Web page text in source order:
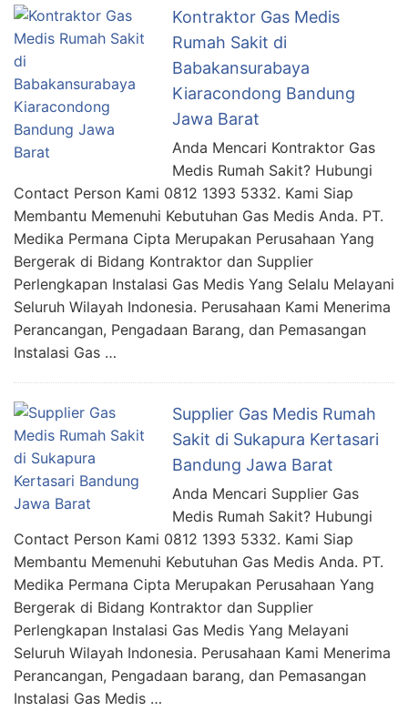
Kontraktor Gas Medis
Rumah Sakit di
Babakansurabaya
Kiaracondong Bandung
Jawa Barat
Anda Mencari Kontraktor Gas
Medis Rumah Sakit? Hubungi
Contact Person Kami 0812 1393 5332. Kami Siap
Membantu Memenuhi Kebutuhan Gas Medis Anda. PT.
Medika Permana Cipta Merupakan Perusahaan Yang
Bergerak di Bidang Kontraktor dan Supplier
Perlengkapan Instalasi Gas Medis Yang Selalu Melayani
Seluruh Wilayah Indonesia. Perusahaan Kami Menerima
Perancangan, Pengadaan Barang, dan Pemasangan
Instalasi Gas …
Supplier Gas Medis Rumah
Sakit di Sukapura Kertasari
Bandung Jawa Barat
Anda Mencari Supplier Gas
Medis Rumah Sakit? Hubungi
Contact Person Kami 0812 1393 5332. Kami Siap
Membantu Memenuhi Kebutuhan Gas Medis Anda. PT.
Medika Permana Cipta Merupakan Perusahaan Yang
Bergerak di Bidang Kontraktor dan Supplier
Perlengkapan Instalasi Gas Medis Yang Melayani
Seluruh Wilayah Indonesia. Perusahaan Kami Menerima
Perancangan, Pengadaan barang, dan Pemasangan
Instalasi Gas Medis …